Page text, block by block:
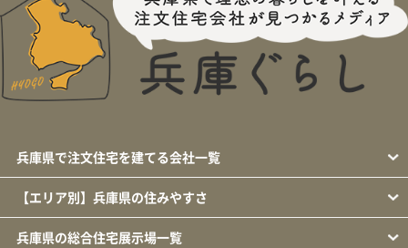
兵庫県で注文住宅を建てる会社一覧
【エリア別】兵庫県の住みやすさ
兵庫県の総合住宅展示場一覧